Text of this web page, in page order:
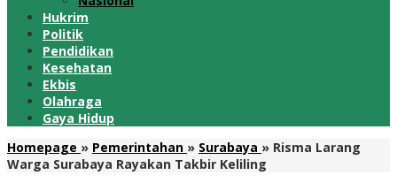
Hukrim
Politik
Pendidikan
Kesehatan
Ekbis
Olahraga
Gaya Hidup
Homepage » Pemerintahan » Surabaya » Risma Larang
Warga Surabaya Rayakan Takbir Keliling